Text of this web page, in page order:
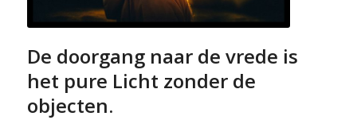
De doorgang naar de vrede is
het pure Licht zonder de
objecten.